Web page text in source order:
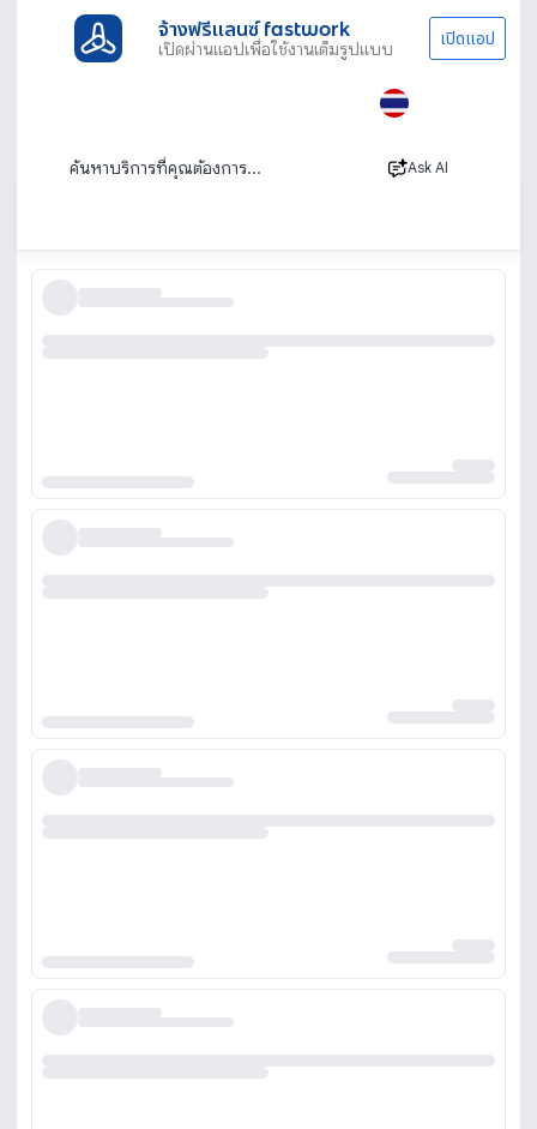
จ้างฟรีแลนซ์ fastwork
เปิดผ่านแอปเพื่อใช้งานเต็มรูปแบบ เปิดแอป
Ask AI
ติวเข้าเตรียมอุดม ออนไลน์ ติวสอบเข้าเตรียมอุดม